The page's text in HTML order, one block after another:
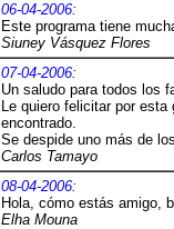
06-04-2006:
Este programa tiene
Siuney Vásquez Flores
07-04-2006:
Un saludo para todos los
Le quiero felicitar por
encontrado.
Se despide uno más de
Carlos Tamayo
08-04-2006:
Hola, cómo estás amigo,
Elha Mouna